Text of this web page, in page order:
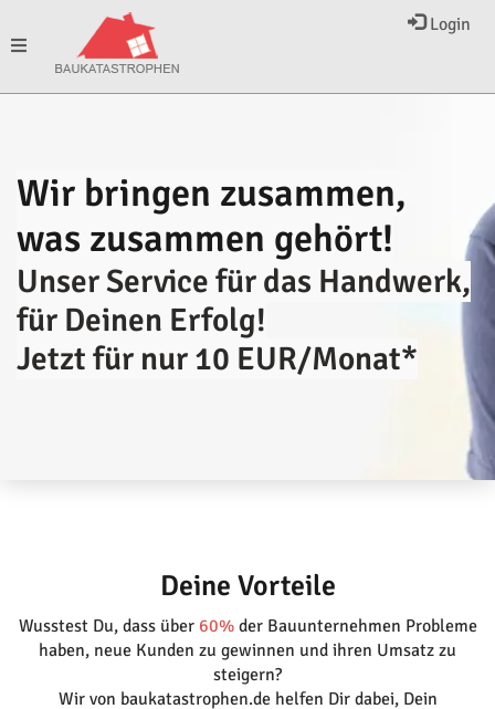
Login
Toggle
Wir bringen zusammen,
was zusammen gehört!
Unser Service für das Handwerk,
für Deinen Erfolg!
Jetzt für nur 10 EUR/Monat*
Deine Vorteile
Wusstest Du, dass über 60%der Bauunternehmen Probleme
haben, neue Kunden zu gewinnen und ihren Umsatz zu
steigern?
Wir von baukatastrophen.de helfen Dir dabei, Dein